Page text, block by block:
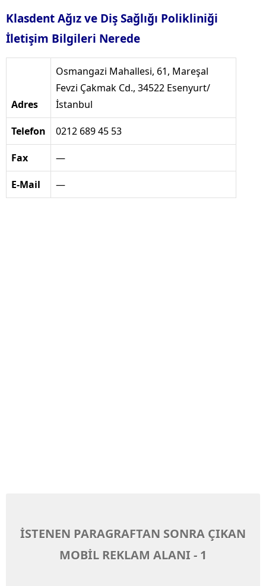
Klasdent Ağız ve Diş Sağlığı Polikliniği
İletişim Bilgileri Nerede
Adres
Osmangazi Mahallesi, 61, Mareşal
Fevzi Çakmak Cd., 34522 Esenyurt/
İstanbul
Telefon 0212 689 45 53
Fax —
E-Mail —
İSTENEN PARAGRAFTAN SONRA ÇIKAN
MOBİL REKLAM ALANI - 1